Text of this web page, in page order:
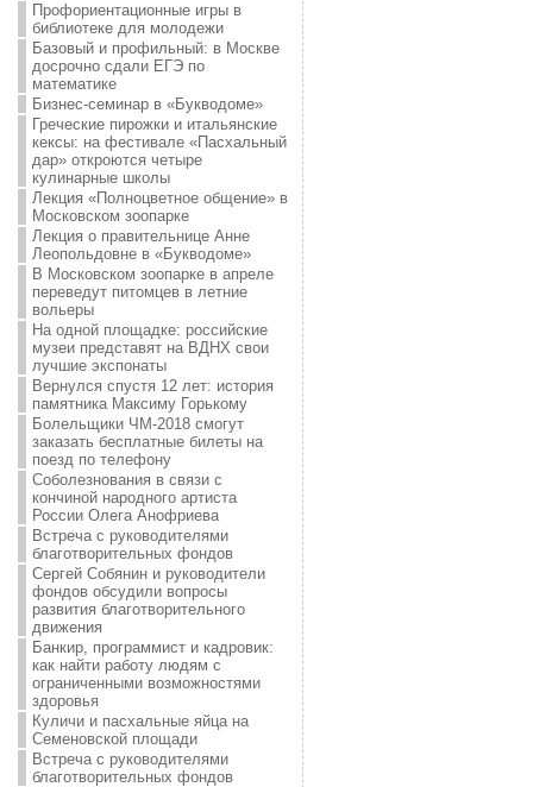
Профориентационные игры в
библиотеке для молодежи
Базовый и профильный: в Москве
досрочно сдали ЕГЭ по
математике
Бизнес-семинар в «Букводоме»
Греческие пирожки и итальянские
кексы: на фестивале «Пасхальный
дар» откроются четыре
кулинарные школы
Лекция «Полноцветное общение» в
Московском зоопарке
Лекция о правительнице Анне
Леопольдовне в «Букводоме»
В Московском зоопарке в апреле
переведут питомцев в летние
вольеры
На одной площадке: российские
музеи представят на ВДНХ свои
лучшие экспонаты
Вернулся спустя 12 лет: история
памятника Максиму Горькому
Болельщики ЧМ-2018 смогут
заказать бесплатные билеты на
поезд по телефону
Соболезнования в связи с
кончиной народного артиста
России Олега Анофриева
Встреча с руководителями
благотворительных фондов
Сергей Собянин и руководители
фондов обсудили вопросы
развития благотворительного
движения
Банкир, программист и кадровик:
как найти работу людям с
ограниченными возможностями
здоровья
Куличи и пасхальные яйца на
Семеновской площади
Встреча с руководителями
благотворительных фондов